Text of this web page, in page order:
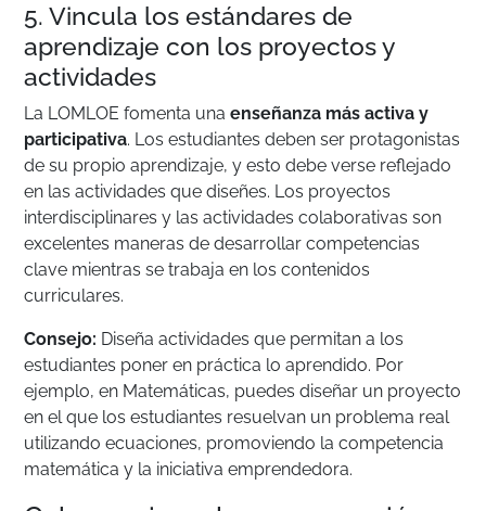
5. Vincula los estándares de
aprendizaje con los proyectos y
actividades
La LOMLOE fomenta una enseñanza más activa y
participativa. Los estudiantes deben ser protagonistas
de su propio aprendizaje, y esto debe verse reflejado
en las actividades que diseñes. Los proyectos
interdisciplinares y las actividades colaborativas son
excelentes maneras de desarrollar competencias
clave mientras se trabaja en los contenidos
curriculares.
Consejo: Diseña actividades que permitan a los
estudiantes poner en práctica lo aprendido. Por
ejemplo, en Matemáticas, puedes diseñar un proyecto
en el que los estudiantes resuelvan un problema real
utilizando ecuaciones, promoviendo la competencia
matemática y la iniciativa emprendedora.